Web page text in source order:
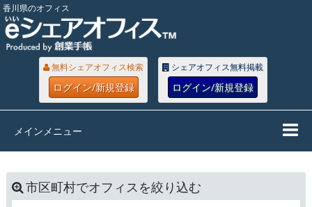
香川県のオフィス
無料シェアオフィス検索
ログイン/新規登録
シェアオフィス無料掲載
ログイン/新規登録
メインメニュー
市区町村でオフィスを絞り込む